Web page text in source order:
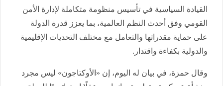
القيادة السياسية في تأسيس منظومة متكاملة لإدارة الأمن
القومي وفق أحدث النظم العالمية، بما يعزز قدرة الدولة
على حماية مقدراتها والتعامل مع مختلف التحديات الإقليمية
والدولية بكفاءة واقتدار.
وقال حمزة، في بيان له اليوم، إن «الأوكتاجون» ليس مجرد